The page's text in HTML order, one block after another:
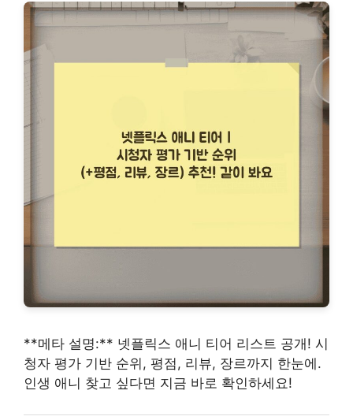
**메타 설명:** 넷플릭스 애니 티어 리스트 공개! 시
청자 평가 기반 순위, 평점, 리뷰, 장르까지 한눈에.
인생 애니 찾고 싶다면 지금 바로 확인하세요!